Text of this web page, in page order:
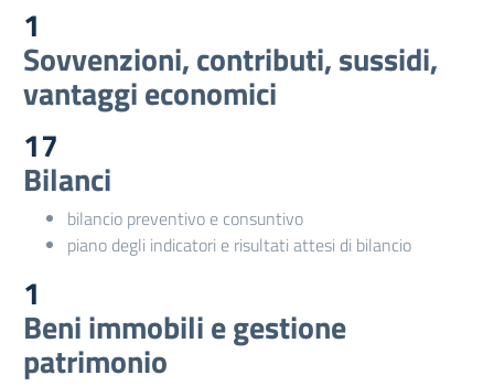
1
Sovvenzioni, contributi, sussidi,
vantaggi economici
17
Bilanci
bilancio preventivo e consuntivo
piano degli indicatori e risultati attesi di bilancio
1
Beni immobili e gestione
patrimonio